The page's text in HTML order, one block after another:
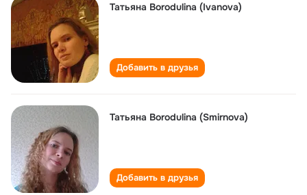
Татьяна Borodulina (Ivanova)
Добавить в друзья
Татьяна Borodulina (Smirnova)
Добавить в друзья